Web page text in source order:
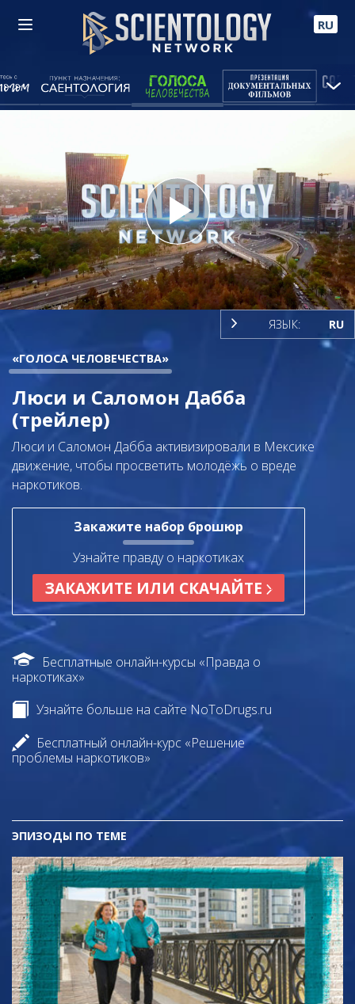
RU
Play
Video
ЯЗЫК: RU
«ГОЛОСА ЧЕЛОВЕЧЕСТВА»
Люси и Саломон Дабба
(трейлер)
Люси и Саломон Дабба активизировали в Мексике
движение, чтобы просветить молодёжь о вреде
наркотиков.
Закажите набор брошюр
Узнайте правду о наркотиках
ЗАКАЖИТЕ ИЛИ СКАЧАЙТЕ
Бесплатные онлайн-курсы «Правда о
наркотиках»
Узнайте больше на сайте NoToDrugs.ru
Бесплатный онлайн-курс «Решение
проблемы наркотиков»
ЭПИЗОДЫ ПО ТЕМЕ